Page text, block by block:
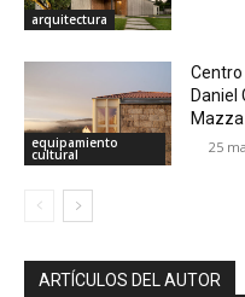
arquitectura
equipamiento
cultural
Daniel
25
ARTÍCULOS DEL AUTOR